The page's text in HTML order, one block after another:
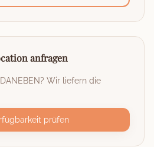
anfragen
DANEBEN? Wir liefern die
prüfen